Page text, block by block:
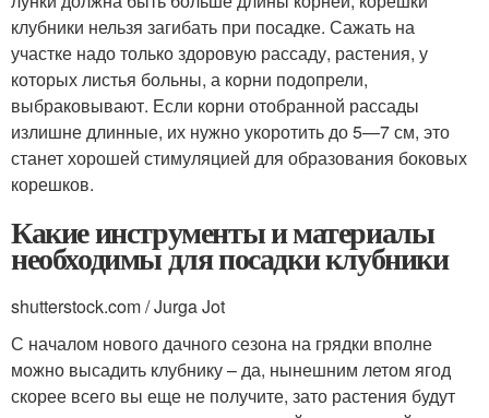
клубники нельзя загибать при посадке. Сажать на
участке надо только здоровую рассаду, растения, у
которых листья больны, а корни подопрели,
выбраковывают. Если корни отобранной рассады
излишне длинные, их нужно укоротить до 5—7 см, это
станет хорошей стимуляцией для образования боковых
корешков.
Какие инструменты и материалы
необходимы для посадки клубники
shutterstock.com / Jurga Jot
С началом нового дачного сезона на грядки вполне
можно высадить клубнику – да, нынешним летом ягод
скорее всего вы еще не получите, зато растения будут